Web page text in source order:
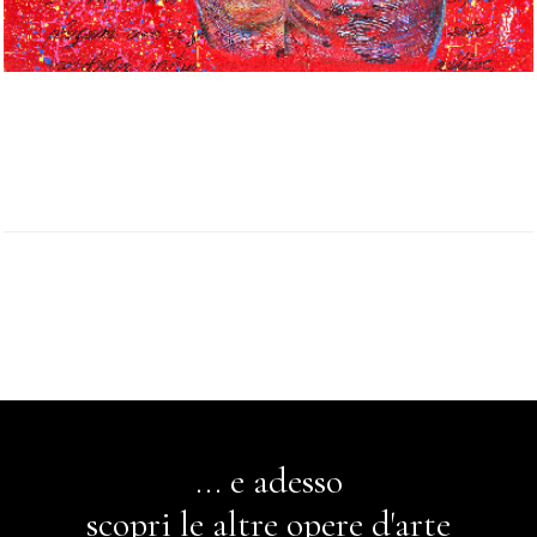
... e adesso
scopri le altre opere d'arte